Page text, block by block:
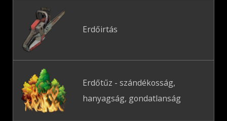
Erdőirtás
Erdőtűz - szándékosság,
hanyagság, gondatlanság